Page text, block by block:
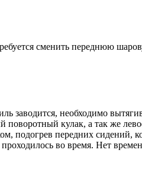
сменить переднюю
заводится, необходимо
кулак, а так же
подогрев передних сидений,
во время. Нет